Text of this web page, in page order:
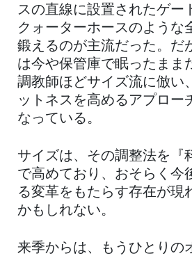
スの直線に設置されたゲー
クォーターホースのような
鍛えるのが主流だった。だ
は今や保管庫で眠ったまま
調教師ほどサイズ流に倣い
ットネスを高めるアプロー
なっている。
サイズは、その調整法を『
で高めており、おそらく今
る変革をもたらす存在が現
かもしれない。
来季からは、もうひとりの